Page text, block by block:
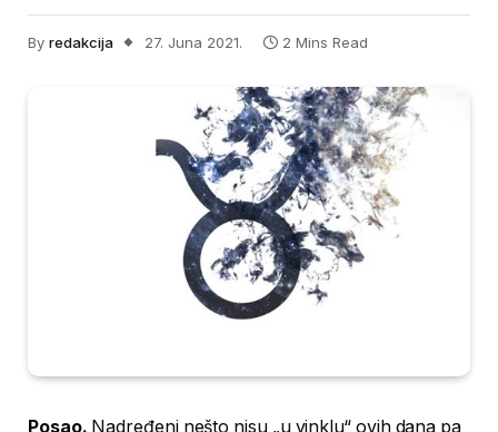
By redakcija 27. Juna 2021. 2 Mins Read
Posao. Nadređeni nešto nisu „u vinklu“ ovih dana pa